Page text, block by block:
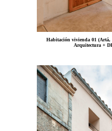
Habitación vivienda 01 (Artá,
Arquitectura +